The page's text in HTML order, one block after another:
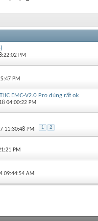
PM
PM
EMC-V2.0 Pro dùng rất ok
04:00:22 PM
11:30:48 PM 1 2
PM
09:44:54 AM